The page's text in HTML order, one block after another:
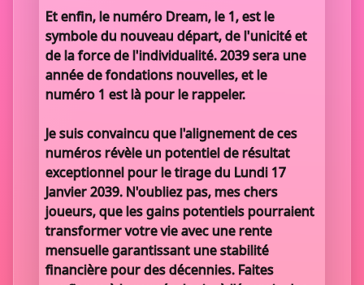
Et enfin, le numéro Dream, le 1, est le
symbole du nouveau départ, de l'unicité et
de la force de l'individualité. 2039 sera une
année de fondations nouvelles, et le
numéro 1 est là pour le rappeler.
Je suis convaincu que l'alignement de ces
numéros révèle un potentiel de résultat
exceptionnel pour le tirage du Lundi 17
Janvier 2039. N'oubliez pas, mes chers
joueurs, que les gains potentiels pourraient
transformer votre vie avec une rente
mensuelle garantissant une stabilité
financière pour des décennies. Faites